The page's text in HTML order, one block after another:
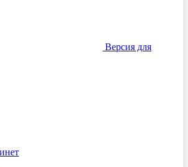
Версия для